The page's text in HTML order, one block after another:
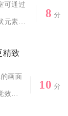
可通过
素印
8 分
精致
画面
效
10 分